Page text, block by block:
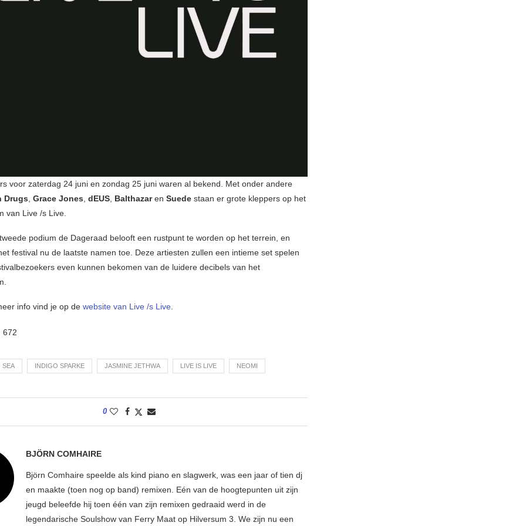
voor zaterdag 24 juni en zondag 25 juni waren al bekend. Met onder andere
Drugs, Grace Jones, dEUS, Balthazaren Suede staan er grote kleppers op het
van Live /s Live.
podium de Dageraad belooft een rustpunt te worden op het terrein, en
festival nu de laatste namen toe. Deze artiesten zullen een intieme set spelen
even kunnen bekomen van de luidere decibels van het
info vind je op de website van Live /s Live.
672
SEA INDIGO SPARKE JASMINE JETHWA LIVE IS LIVE NEOMI
0
BJÖRN COMHAIRE
Björn Comhaire speelde als kind piano en slagwerk, was een jaar of tien dj
en maakte (toen nog op band) remixen. Eén van de hoogtepunten uit zijn
jeugd beleefde hij toen één van zijn remixen gedraaid werd in de
legendarische Soulshow van Ferry Maat op Hilversum 3. We zijn nu een